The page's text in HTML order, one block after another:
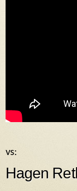
vs:
Hagen